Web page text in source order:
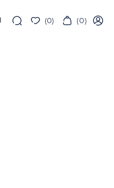
(0) (0)